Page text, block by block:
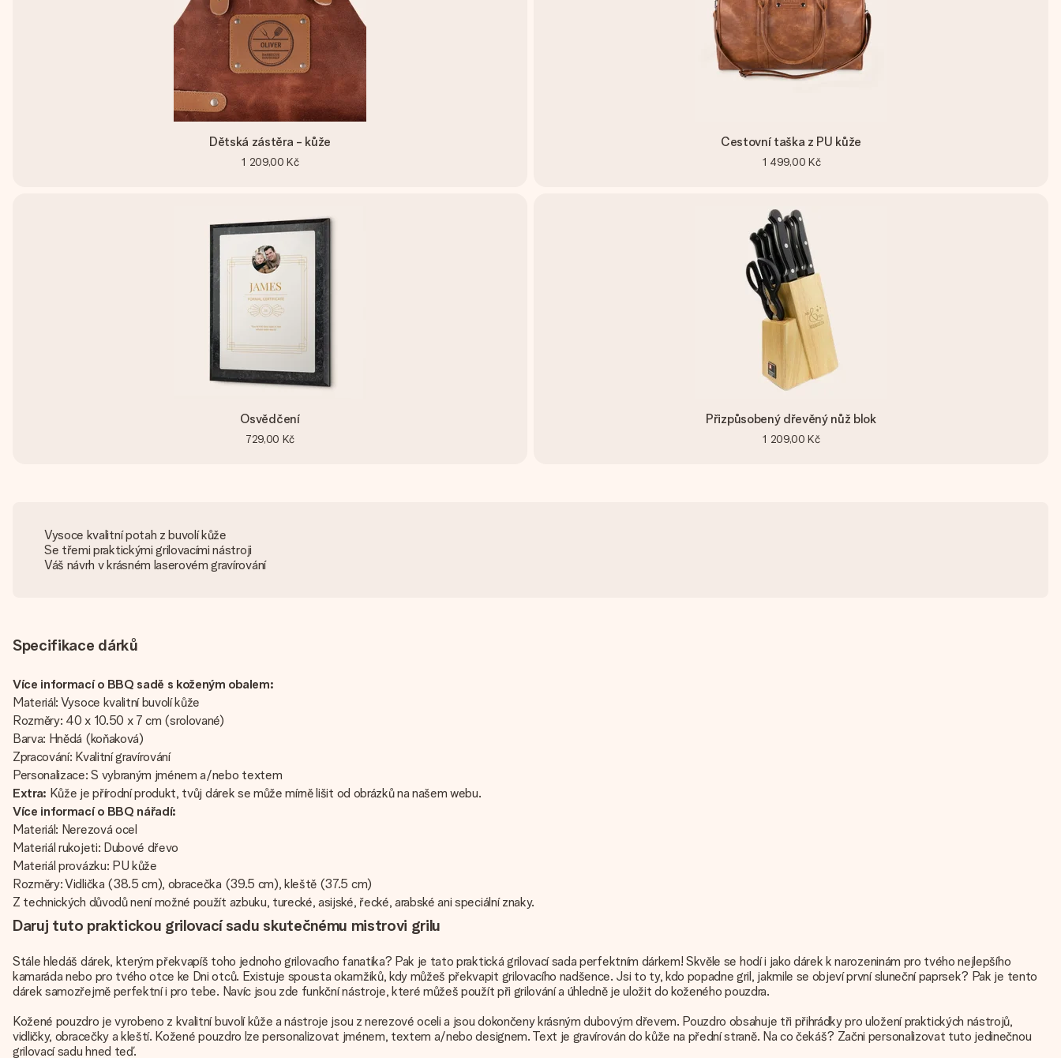
Dětská zástěra - kůže
1 209,00 Kč
Cestovní taška z PU kůže
1 499,00 Kč
Osvědčení
729,00 Kč
Přizpůsobený dřevěný nůž blok
1 209,00 Kč
Vysoce kvalitní potah z buvolí kůže
Se třemi praktickými grilovacími nástroji
Váš návrh v krásném laserovém gravírování
Specifikace dárků
Více informací o BBQ sadě s koženým obalem:
Materiál: Vysoce kvalitní buvolí kůže
Rozměry: 40 x 10.50 x 7 cm (srolované)
Barva: Hnědá (koňaková)
Zpracování: Kvalitní gravírování
Personalizace: S vybraným jménem a/nebo textem
Extra: Kůže je přírodní produkt, tvůj dárek se může mírně lišit od obrázků na našem webu.
Více informací o BBQ nářadí:
Materiál: Nerezová ocel
Materiál rukojeti: Dubové dřevo
Materiál provázku: PU kůže
Rozměry: Vidlička (38.5 cm), obracečka (39.5 cm), kleště (37.5 cm)
Z technických důvodů není možné použít azbuku, turecké, asijské, řecké, arabské ani speciální znaky.
Daruj tuto praktickou grilovací sadu skutečnému mistrovi grilu
Stále hledáš dárek, kterým překvapíš toho jednoho grilovacího fanatika? Pak je tato praktická grilovací sada perfektním dárkem! Skvěle se hodí i jako dárek k narozeninám pro tvého nejlepšího
kamaráda nebo pro tvého otce ke Dni otců. Existuje spousta okamžiků, kdy můžeš překvapit grilovacího nadšence. Jsi to ty, kdo popadne gril, jakmile se objeví první sluneční paprsek? Pak je tento
dárek samozřejmě perfektní i pro tebe. Navíc jsou zde funkční nástroje, které můžeš použít při grilování a úhledně je uložit do koženého pouzdra.
Kožené pouzdro je vyrobeno z kvalitní buvolí kůže a nástroje jsou z nerezové oceli a jsou dokončeny krásným dubovým dřevem. Pouzdro obsahuje tři přihrádky pro uložení praktických nástrojů,
vidličky, obracečky a kleští. Kožené pouzdro lze personalizovat jménem, textem a/nebo designem. Text je gravírován do kůže na přední straně. Na co čekáš? Začni personalizovat tuto jedinečnou
grilovací sadu hned teď.